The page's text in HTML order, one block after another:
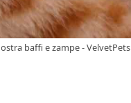
baffi e zampe - VelvetPets